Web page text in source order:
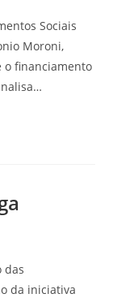
Sociais
Moroni,
o financiamento
das
da iniciativa